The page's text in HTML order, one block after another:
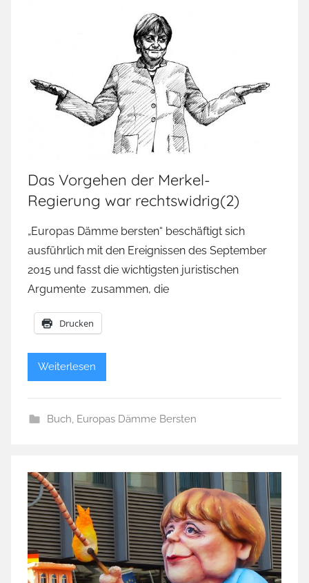
Das Vorgehen der Merkel-
Regierung war rechtswidrig(2)
„Europas Dämme bersten“ beschäftigt sich
ausführlich mit den Ereignissen des September
2015 und fasst die wichtigsten juristischen
Argumente zusammen, die
Drucken
Weiterlesen
Buch Europas Dämme Bersten